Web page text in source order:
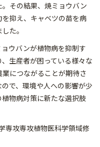
その結果、焼ミョウバン
抑え、キャベツの苗を病
た。
ウバンが植物病を抑制す
生産者が困っている様々な
につながることが期待さ
で、環境や人への影響が少
物病対策に新たな選択肢
専攻専攻植物医科学領域修